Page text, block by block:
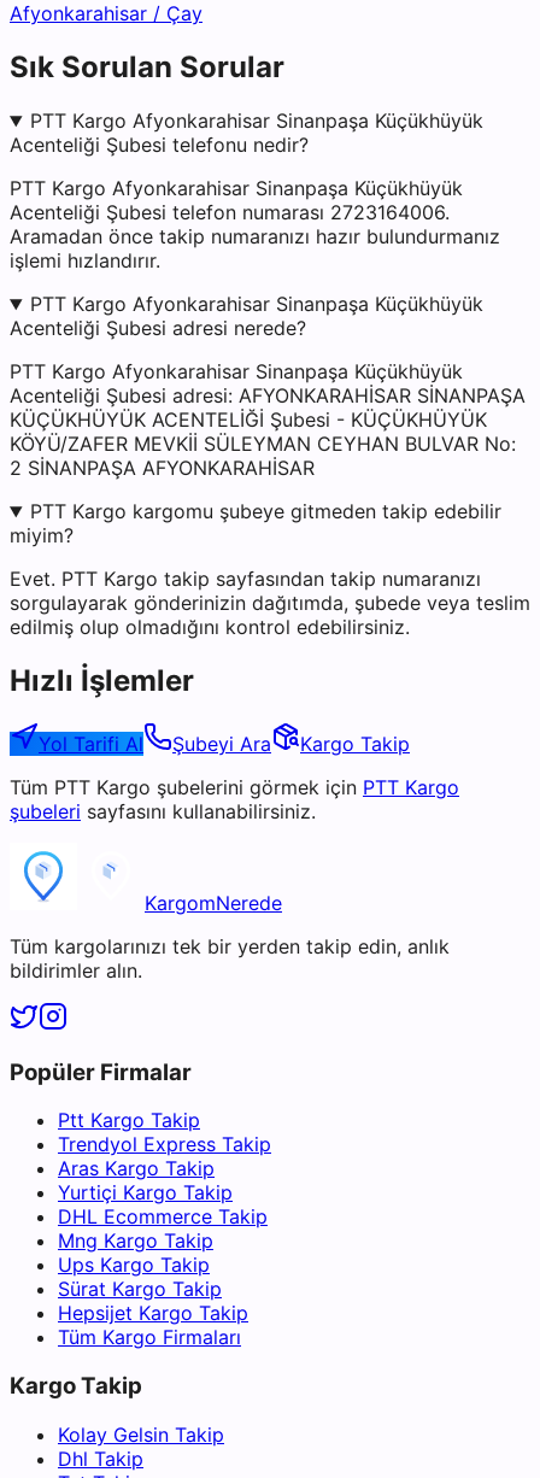
Afyonkarahisar / Çay
Sık Sorulan Sorular
PTT Kargo Afyonkarahisar Sinanpaşa Küçükhüyük
Acenteliği Şubesi telefonu nedir?
PTT Kargo Afyonkarahisar Sinanpaşa Küçükhüyük
Acenteliği Şubesi telefon numarası 2723164006.
Aramadan önce takip numaranızı hazır bulundurmanız
işlemi hızlandırır.
PTT Kargo Afyonkarahisar Sinanpaşa Küçükhüyük
Acenteliği Şubesi adresi nerede?
PTT Kargo Afyonkarahisar Sinanpaşa Küçükhüyük
Acenteliği Şubesi adresi: AFYONKARAHİSAR SİNANPAŞA
KÜÇÜKHÜYÜK ACENTELİĞİ Şubesi - KÜÇÜKHÜYÜK
KÖYÜ/ZAFER MEVKİİ SÜLEYMAN CEYHAN BULVAR No:
2 SİNANPAŞA AFYONKARAHİSAR
PTT Kargo kargomu şubeye gitmeden takip edebilir
miyim?
Evet. PTT Kargo takip sayfasından takip numaranızı
sorgulayarak gönderinizin dağıtımda, şubede veya teslim
edilmiş olup olmadığını kontrol edebilirsiniz.
Hızlı İşlemler
Yol Tarifi Al Şubeyi Ara
Kargo Takip
Tüm PTT Kargo şubelerini görmek için PTT Kargo
şubeleri sayfasını kullanabilirsiniz.
KargomNerede
Tüm kargolarınızı tek bir yerden takip edin, anlık
bildirimler alın.
Popüler Firmalar
Ptt Kargo Takip
Trendyol Express Takip
Aras Kargo Takip
Yurtiçi Kargo Takip
DHL Ecommerce Takip
Mng Kargo Takip
Ups Kargo Takip
Sürat Kargo Takip
Hepsijet Kargo Takip
Tüm Kargo Firmaları
Kargo Takip
Kolay Gelsin Takip
Dhl Takip